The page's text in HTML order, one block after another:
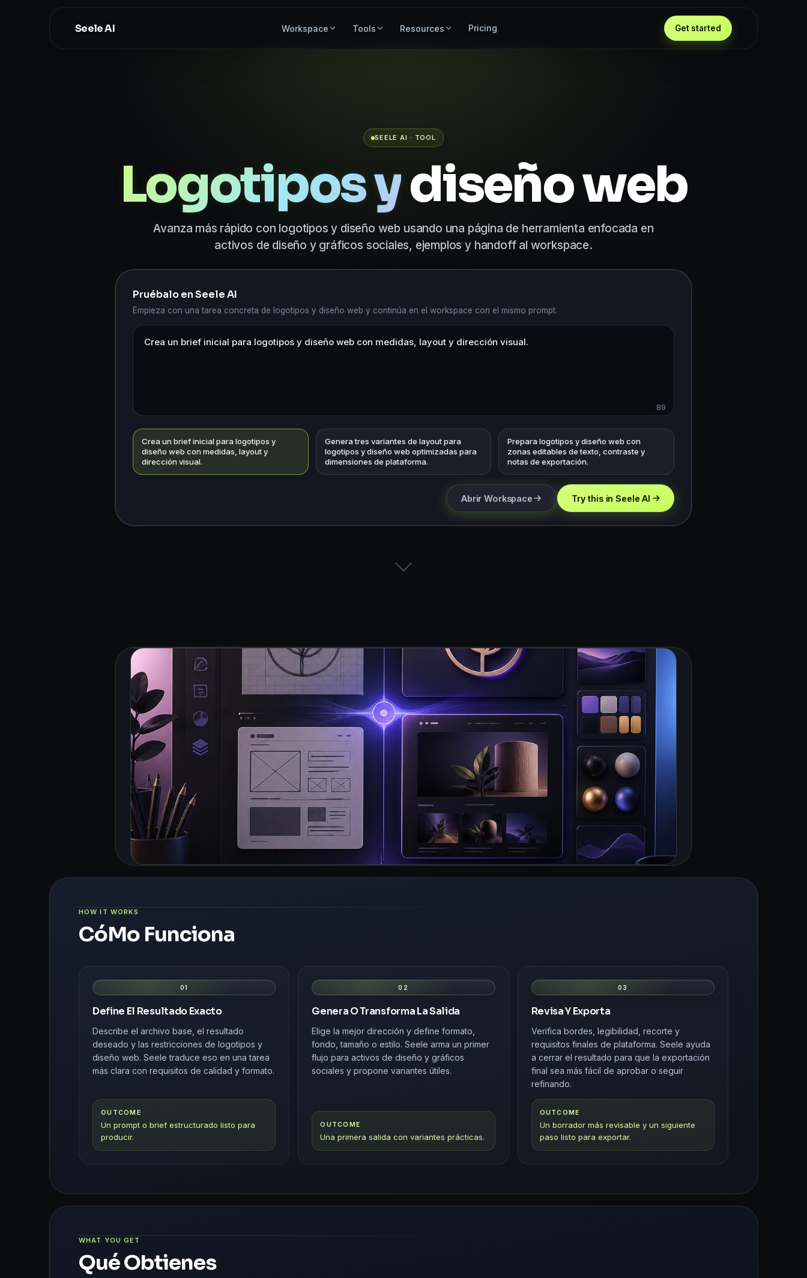
SEELE AI · TOOL
Logotipos ydiseño web
Avanza más rápido con logotipos y diseño web usando una página de herramienta enfocada en
activos de diseño y gráficos sociales, ejemplos y handoff al workspace.
Pruébalo en Seele AI
Empieza con una tarea concreta de logotipos y diseño web y continúa en el workspace con el mismo prompt.
89
Crea un brief inicial para logotipos y
diseño web con medidas, layout y
dirección visual.
Genera tres variantes de layout para
logotipos y diseño web optimizadas para
dimensiones de plataforma.
Prepara logotipos y diseño web con
zonas editables de texto, contraste y
notas de exportación.
Abrir Workspace Try this in Seele AI
HOW IT WORKS
CóMo Funciona
01
Define El Resultado Exacto
Describe el archivo base, el resultado
deseado y las restricciones de logotipos y
diseño web. Seele traduce eso en una tarea
más clara con requisitos de calidad y formato.
OUTCOME
Un prompt o brief estructurado listo para
producir.
02
Genera O Transforma La Salida
Elige la mejor dirección y define formato,
fondo, tamaño o estilo. Seele arma un primer
flujo para activos de diseño y gráficos
sociales y propone variantes útiles.
OUTCOME
Una primera salida con variantes prácticas.
03
Revisa Y Exporta
Verifica bordes, legibilidad, recorte y
requisitos finales de plataforma. Seele ayuda
a cerrar el resultado para que la exportación
final sea más fácil de aprobar o seguir
refinando.
OUTCOME
Un borrador más revisable y un siguiente
paso listo para exportar.
WHAT YOU GET
Qué Obtienes